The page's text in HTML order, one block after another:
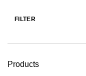
FILTER
Products